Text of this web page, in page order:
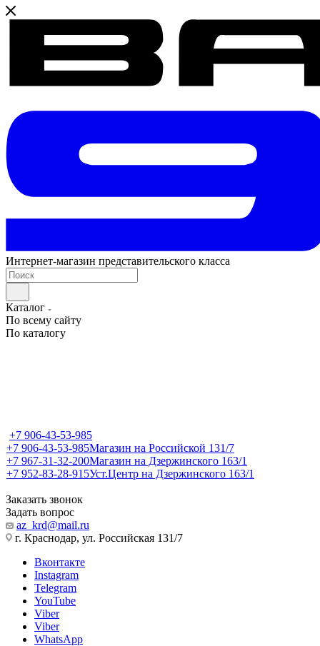
Интернет-магазин представительского класса
Каталог
По всему сайту
По каталогу
+7 906-43-53-985
+7 906-43-53-985Магазин на Российской 131/7
+7 967-31-32-200Магазин на Дзержинского 163/1
+7 952-83-28-915Уст.Центр на Дзержинского 163/1
Заказать звонок
Задать вопрос
az_krd@mail.ru
г. Краснодар, ул. Российская 131/7
Вконтакте
Instagram
Telegram
YouTube
Viber
Viber
WhatsApp